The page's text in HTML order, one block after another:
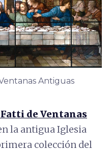
Antiguas
de Ventanas
la antigua Iglesia
colección del